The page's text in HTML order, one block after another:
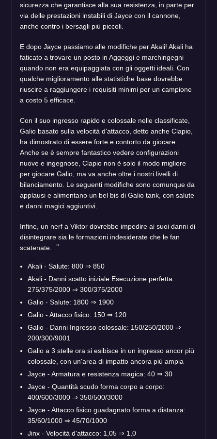
sicurezza che garantisce alla sua resistenza, in parte per
via delle prestazioni instabili di Jayce con il cannone,
anche contro i bersagli più piccoli.
E dopo Jayce passiamo alle modifiche per Akali! Akali ha
faticato a trovare un posto in Aggeggi e marchingegni
quando non era equipaggiata con gli oggetti ideali. Con
qualche miglioramento alle statistiche base dovrebbe
riuscire a raggiungere i requisiti minimi per un campione
a costo 5 efficace.
Con il suo ingresso rapido e colossale nelle classificate,
Galio basato sulla velocità d'attacco, detto anche Clapio,
ha dimostrato di essere forte e contorto da giocare.
Anche se è sempre fantastico vedere configurazioni
nuove e ingegnose, Clapio non è solo il modo migliore
per giocare Galio, ma va anche oltre i nostri livelli di
bilanciamento. Le seguenti modifiche sono comunque da
applausi e alimentano un bel bis di Galio tank, con salute
e danni magici aggiuntivi.
Infine, un nerf a Viktor dovrebbe impedire ai suoi danni di
disintegrare sia le formazioni indesiderate che le fan
scatenate.
Akali - Salute: 800 ⇒ 850
Akali - Danni scatto iniziale Esecuzione perfetta:
275/375/2000 ⇒ 300/375/2000
Galio - Salute: 1800 ⇒ 1900
Galio - Attacco fisico: 150 ⇒ 120
Galio - Danni Ingresso colossale: 150/250/2000 ⇒
200/300/9001
Galio a 3 stelle ora si esibisce in un ingresso ancor più
colossale, con un'area di impatto ancora più ampia
Jayce - Armatura e resistenza magica: 40 ⇒ 30
Jayce - Quantità scudo forma corpo a corpo:
400/600/3000 ⇒ 350/500/3000
Jayce - Attacco fisico guadagnato forma a distanza:
35/60/1000 ⇒ 45/70/1000
Jinx - Velocità d'attacco: 1,05 ⇒ 1,0